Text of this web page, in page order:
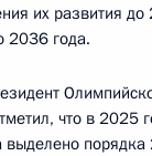
их развития до
2036 года.
что в 2025
выделено